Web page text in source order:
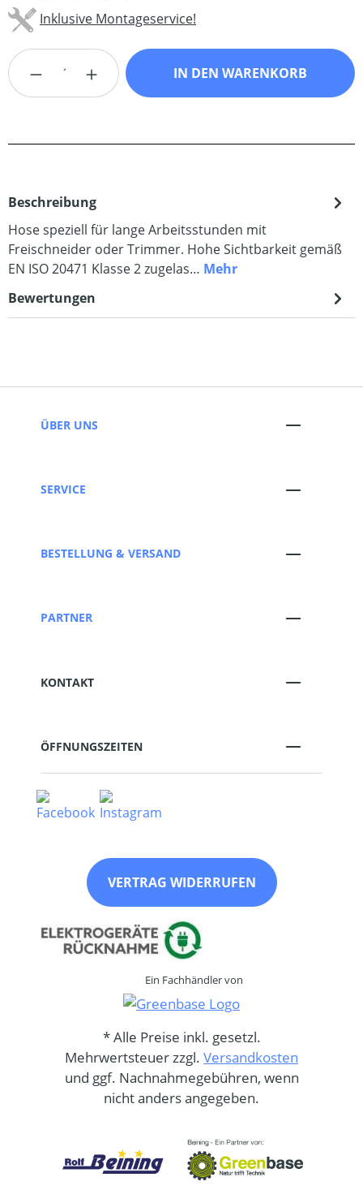
Inklusive Montageservice!
Produkt Anzahl: Gib den gewünschten
IN DEN WARENKORB
Beschreibung
Hose speziell für lange Arbeitsstunden mit
Freischneider oder Trimmer. Hohe Sichtbarkeit gemäß
EN ISO 20471 Klasse 2 zugelas… Mehr
Bewertungen
ÜBER UNS
SERVICE
BESTELLUNG & VERSAND
PARTNER
KONTAKT
ÖFFNUNGSZEITEN
VERTRAG WIDERRUFEN
Ein Fachhändler von
* Alle Preise inkl. gesetzl.
Mehrwertsteuer zzgl. Versandkosten
und ggf. Nachnahmegebühren, wenn
nicht anders angegeben.